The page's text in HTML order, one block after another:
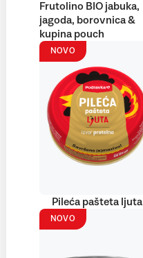
Frutolino BIO jabuka,
jagoda, borovnica &
kupina pouch
NOVO
Pileća pašteta ljuta
NOVO